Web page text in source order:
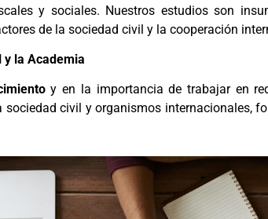
y sociales. Nuestros estudios son
de la sociedad civil y la cooperación
y la Academia
y en la importancia de trabajar en
sociedad civil y organismos